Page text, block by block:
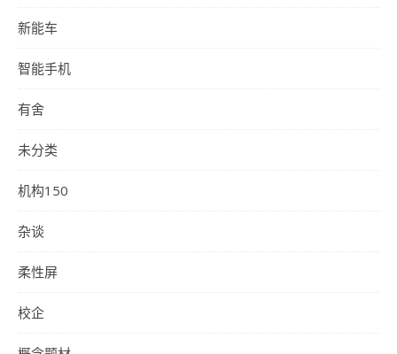
新能车
智能手机
有舍
未分类
机构150
杂谈
柔性屏
校企